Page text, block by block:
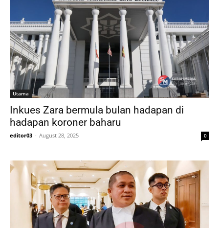
Utama
Inkues Zara bermula bulan hadapan di
hadapan koroner baharu
editor03 - August 28, 2025 0